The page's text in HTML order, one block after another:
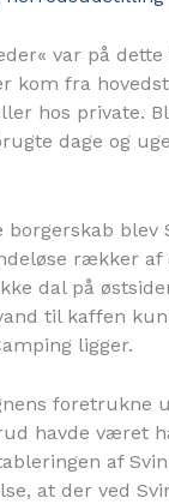
var på
kom fra
hos private.
dage og
borgerskab
rækker
dal på
til kaffen
ligger.
foretrukne
havde været
af
at der ved